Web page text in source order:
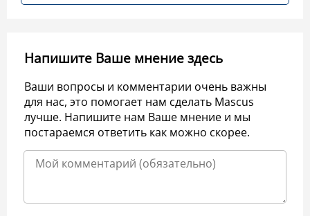
Напишите Ваше мнение здесь
Ваши вопросы и комментарии очень важны
для нас, это помогает нам сделать Mascus
лучше. Напишите нам Ваше мнение и мы
постараемся ответить как можно скорее.